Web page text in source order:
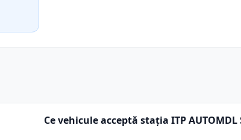
Ce vehicule acceptă stația ITP AUTOMDL